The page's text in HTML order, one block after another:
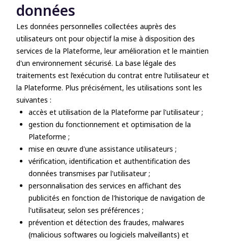
données
Les données personnelles collectées auprès des
utilisateurs ont pour objectif la mise à disposition des
services de la Plateforme, leur amélioration et le maintien
d'un environnement sécurisé. La base légale des
traitements est l’exécution du contrat entre l’utilisateur et
la Plateforme. Plus précisément, les utilisations sont les
suivantes :
accès et utilisation de la Plateforme par l'utilisateur ;
gestion du fonctionnement et optimisation de la
Plateforme ;
mise en œuvre d'une assistance utilisateurs ;
vérification, identification et authentification des
données transmises par l'utilisateur ;
personnalisation des services en affichant des
publicités en fonction de l'historique de navigation de
l'utilisateur, selon ses préférences ;
prévention et détection des fraudes, malwares
(malicious softwares ou logiciels malveillants) et